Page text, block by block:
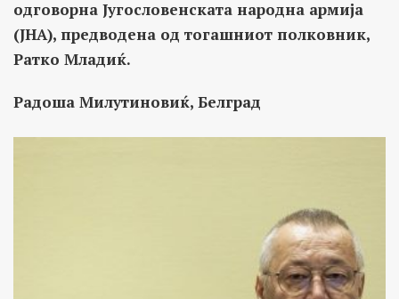
одговорна Југословенската народна армија
(ЈНА), предводена од тогашниот полковник,
Ратко Младиќ.
Радоша Милутиновиќ, Белград